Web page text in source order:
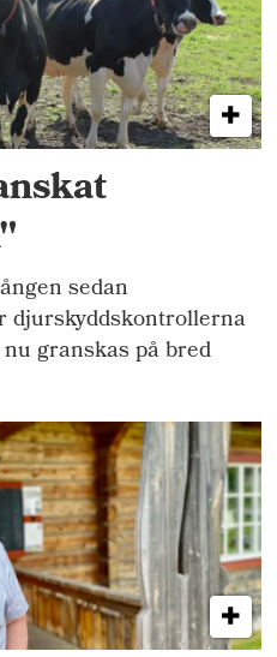
sedan
djurskyddskontrollerna
granskas på bred